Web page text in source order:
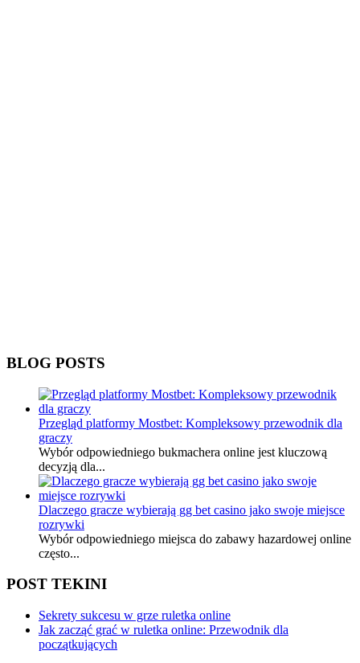
BLOG POSTS
Przegląd platformy Mostbet: Kompleksowy przewodnik dla
graczy
Wybór odpowiedniego bukmachera online jest kluczową
decyzją dla...
Dlaczego gracze wybierają gg bet casino jako swoje miejsce
rozrywki
Wybór odpowiedniego miejsca do zabawy hazardowej online
często...
POST TEKINI
Sekrety sukcesu w grze ruletka online
Jak zacząć grać w ruletka online: Przewodnik dla
początkujących